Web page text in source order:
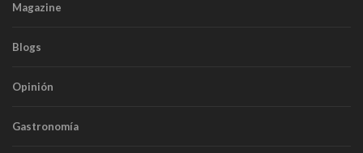
Magazine
Blogs
Opinión
Gastronomía